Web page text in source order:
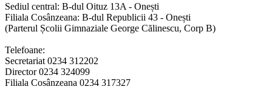
Sediul central: B-dul Oituz 13A - Onești
Filiala Cosânzeana: B-dul Republicii 43 - Onești
(Parterul Școlii Gimnaziale George Călinescu, Corp B)
Telefoane:
Secretariat 0234 312202
Director 0234 324099
Filiala Cosânzeana 0234 317327